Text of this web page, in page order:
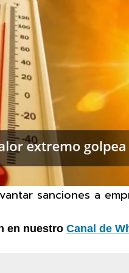
sanciones a
en nuestro Canal de